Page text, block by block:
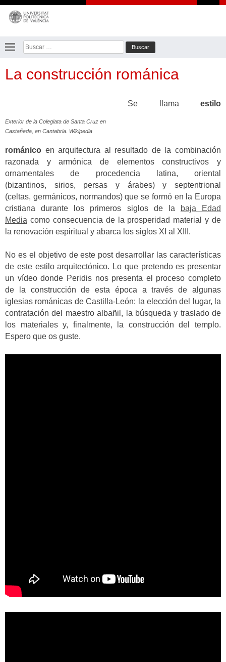
Saltar
contenido
Buscar:
La construcción románica
Exterior de la Colegiata de Santa Cruz en
Castañeda, en Cantabria. Wikipedia
Se llama estilo
románico en arquitectura al resultado de la combinación
razonada y armónica de elementos constructivos y
ornamentales de procedencia latina, oriental
(bizantinos, sirios, persas y árabes) y septentrional
(celtas, germánicos, normandos) que se formó en la Europa
cristiana durante los primeros siglos de la
baja Edad
Media como consecuencia de la prosperidad material y de
la renovación espiritual y abarca los siglos XI al XIII.
No es el objetivo de este post desarrollar las características
de este estilo arquitectónico. Lo que pretendo es presentar
un vídeo donde Peridis nos presenta el proceso completo
de la construcción de esta época a través de algunas
iglesias románicas de Castilla-León: la elección del lugar, la
contratación del maestro albañil, la búsqueda y traslado de
los materiales y, finalmente, la construcción del templo.
Espero que os guste.